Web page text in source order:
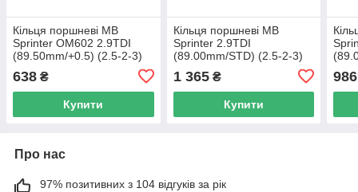
Кільця поршневі MB
Sprinter OM602 2.9TDI
(89.50mm/+0.5) (2.5-2-3)
800017810050 UA62
638 ₴
Купити
Кільця поршневі MB
Sprinter 2.9TDI
(89.00mm/STD) (2.5-2-3)
1 365₴
Купити
986
Про нас
97% позитивних з 104 відгуків за рік